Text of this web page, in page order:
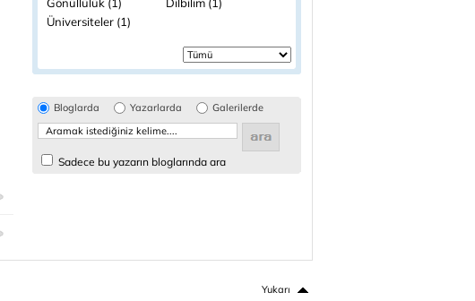
Üniversiteler (1)
Bloglarda Yazarlarda Galerilerde
Sadece bu yazarın bloglarında ara
Yukarı